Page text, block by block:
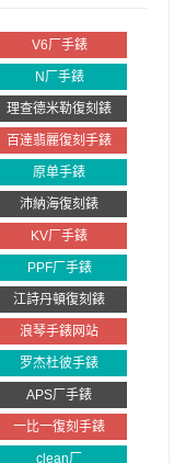
V6厂手錶
N厂手錶
理查德米勒復刻錶
百達翡麗復刻手錶
原单手錶
沛納海復刻錶
KV厂手錶
PPF厂手錶
江詩丹頓復刻錶
浪琴手錶网站
罗杰杜彼手錶
APS厂手錶
一比一復刻手錶
clean厂